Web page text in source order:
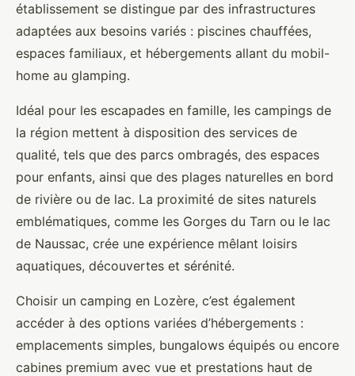
établissement se distingue par des infrastructures
adaptées aux besoins variés : piscines chauffées,
espaces familiaux, et hébergements allant du mobil-
home au glamping.
Idéal pour les escapades en famille, les campings de
la région mettent à disposition des services de
qualité, tels que des parcs ombragés, des espaces
pour enfants, ainsi que des plages naturelles en bord
de rivière ou de lac. La proximité de sites naturels
emblématiques, comme les Gorges du Tarn ou le lac
de Naussac, crée une expérience mêlant loisirs
aquatiques, découvertes et sérénité.
Choisir un camping en Lozère, c’est également
accéder à des options variées d’hébergements :
emplacements simples, bungalows équipés ou encore
cabines premium avec vue et prestations haut de